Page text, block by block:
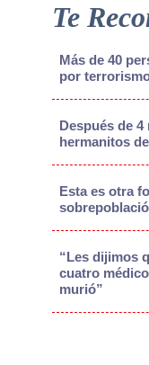
Te
Más de 40
por
Después de 4
hermanitos
Esta es otra
“Les dijimos
cuatro
murió”